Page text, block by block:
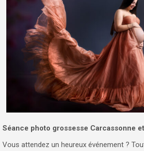
Séance photo grossesse Carcassonne
Vous attendez un heureux événement ?